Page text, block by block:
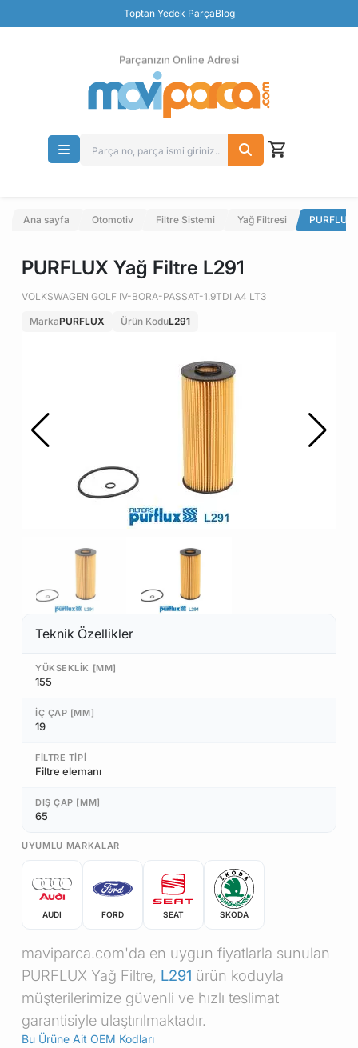
Toptan Yedek ParçaBlog
Ücretsiz İade
Parçanızın Online Adresi
Ana sayfa Otomotiv Filtre Sistemi Yağ Filtresi PURFLUX
PURFLUX Yağ Filtre L291
VOLKSWAGEN GOLF IV-BORA-PASSAT-1.9TDI A4 LT3
MarkaPURFLUX Ürün KoduL291
Teknik Özellikler
YÜKSEKLIK [MM]
155
İÇ ÇAP [MM]
19
FILTRE TIPI
Filtre elemanı
DIŞ ÇAP [MM]
65
UYUMLU MARKALAR
AUDI FORD SEAT SKODA
maviparca.com'da en uygun fiyatlarla sunulan
PURFLUX Yağ Filtre, L291 ürün koduyla
müşterilerimize güvenli ve hızlı teslimat
garantisiyle ulaştırılmaktadır.
Bu Ürüne Ait OEM Kodları